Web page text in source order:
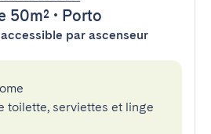
50m² • Porto
par ascenseur
toilette, serviettes et linge